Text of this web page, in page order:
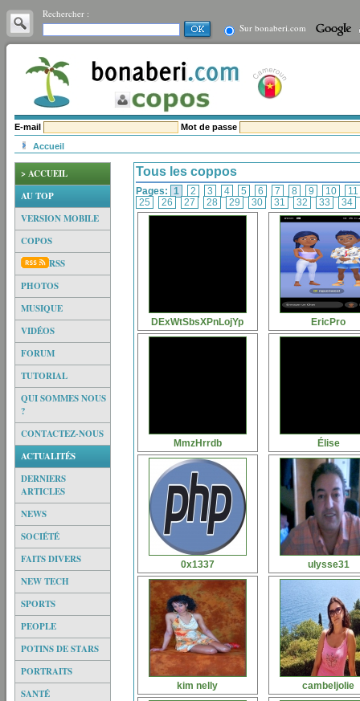
Rechercher :
Sur bonaberi.com
E-mail
Mot de passe
Accueil
> ACCUEIL
AU TOP
VERSION MOBILE
COPOS
RSS
PHOTOS
MUSIQUE
VIDÉOS
FORUM
TUTORIAL
QUI SOMMES NOUS
?
CONTACTEZ-NOUS
ACTUALITÉS
DERNIERS
ARTICLES
NEWS
SOCIÉTÉ
FAITS DIVERS
NEW TECH
SPORTS
PEOPLE
POTINS DE STARS
PORTRAITS
SANTÉ
Tous les coppos
Pages: 1 2 3 4 5 6 7 8 9 10
11
25
26 27 28 29 30 31 32 33 34
DExWtSbsXPnLojYp EricPro
MmzHrrdb Élise
0x1337 ulysse31
kim nelly cambeljolie